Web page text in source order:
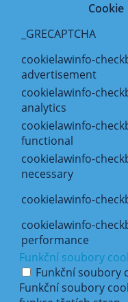
Cookie
_GRECAPTCHA
cookielawinfo-
advertisement
cookielawinfo-
analytics
cookielawinfo-
functional
cookielawinfo-
necessary
cookielawinfo-
cookielawinfo-
performance
Funkční soubory
Funkční soubory
Funkční soubory